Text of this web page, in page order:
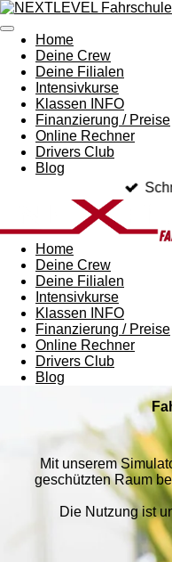
Zum
Hauptinhalt
springen
Home
Deine Crew
Deine Filialen
Intensivkurse
Klassen INFO
Finanzierung / Preise
Online Rechner
Drivers Club
Blog
Home
Deine Crew
Deine Filialen
Intensivkurse
Klassen INFO
Finanzierung / Preise
Online Rechner
Drivers Club
Blog
Mit unserem
geschützten Raum
Die Nutzung ist